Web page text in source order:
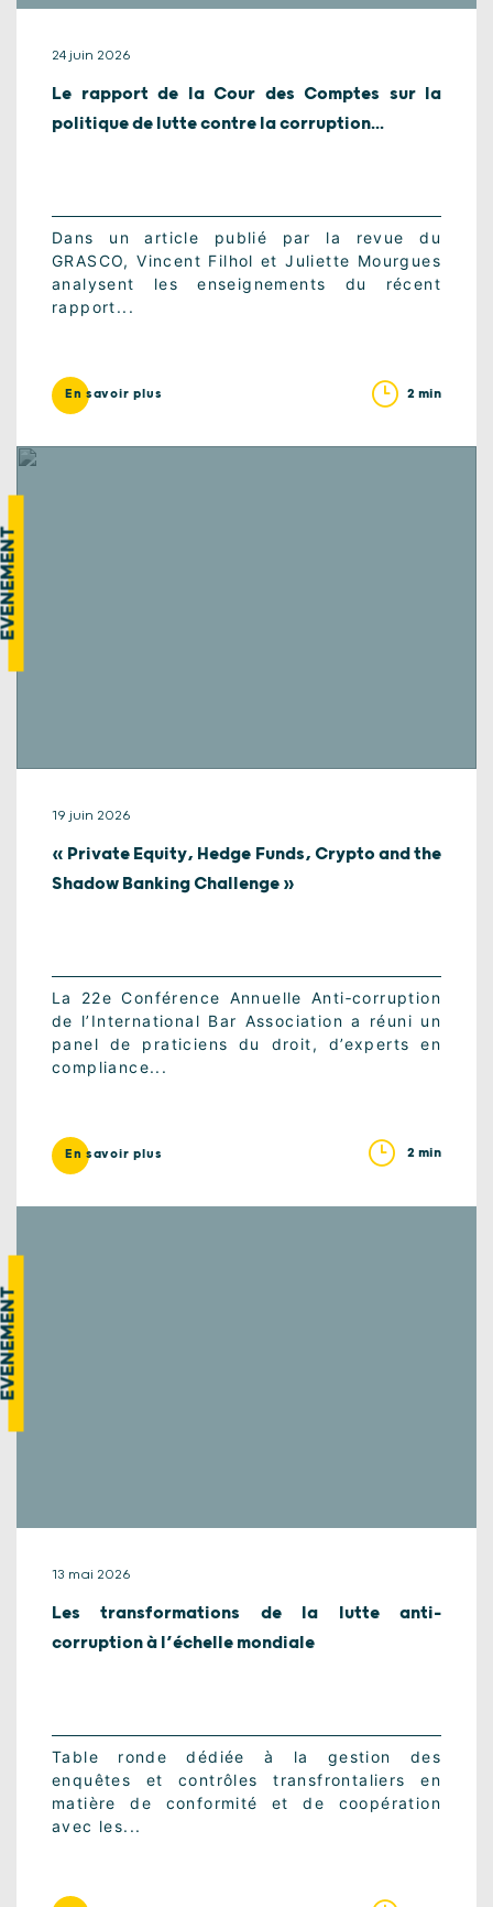
24 juin 2026
Le rapport de la Cour des Comptes sur la
politique de lutte contre la corruption...
Dans un article publié par la revue du
GRASCO, Vincent Filhol et Juliette Mourgues
analysent les enseignements du récent
rapport...
En savoir plus 2 min
19 juin 2026
« Private Equity, Hedge Funds, Crypto and the
Shadow Banking Challenge »
La 22e Conférence Annuelle Anti‑corruption
de l’International Bar Association a réuni un
panel de praticiens du droit, d’experts en
compliance...
En savoir plus 2 min
13 mai 2026
Les transformations de la lutte anti-
corruption à l’échelle mondiale
Table ronde dédiée à la gestion des
enquêtes et contrôles transfrontaliers en
matière de conformité et de coopération
avec les...